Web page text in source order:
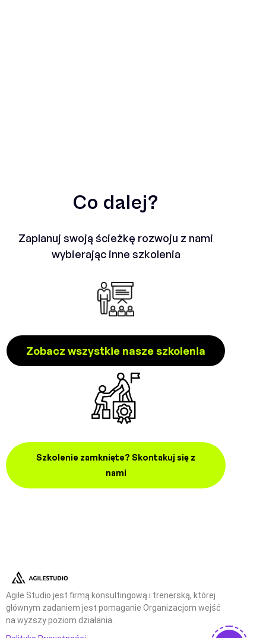
Co dalej?
Zaplanuj swoją ścieżkę rozwoju z nami
wybierając inne szkolenia
Zobacz wszystkie nasze szkolenia
Szkolenie zamknięte? Skontakuj się z
nami
Agile Studio jest firmą konsultingową i trenerską, której
głównym zadaniem jest pomaganie Organizacjom wejść
na wyższy poziom działania.